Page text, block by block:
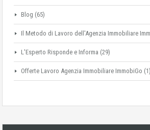
Blog (65)
Il Metodo di Lavoro dell'Agenzia Immobiliare
L'Esperto Risponde e Informa (29)
Offerte Lavoro Agenzia Immobiliare ImmobiGo (1)